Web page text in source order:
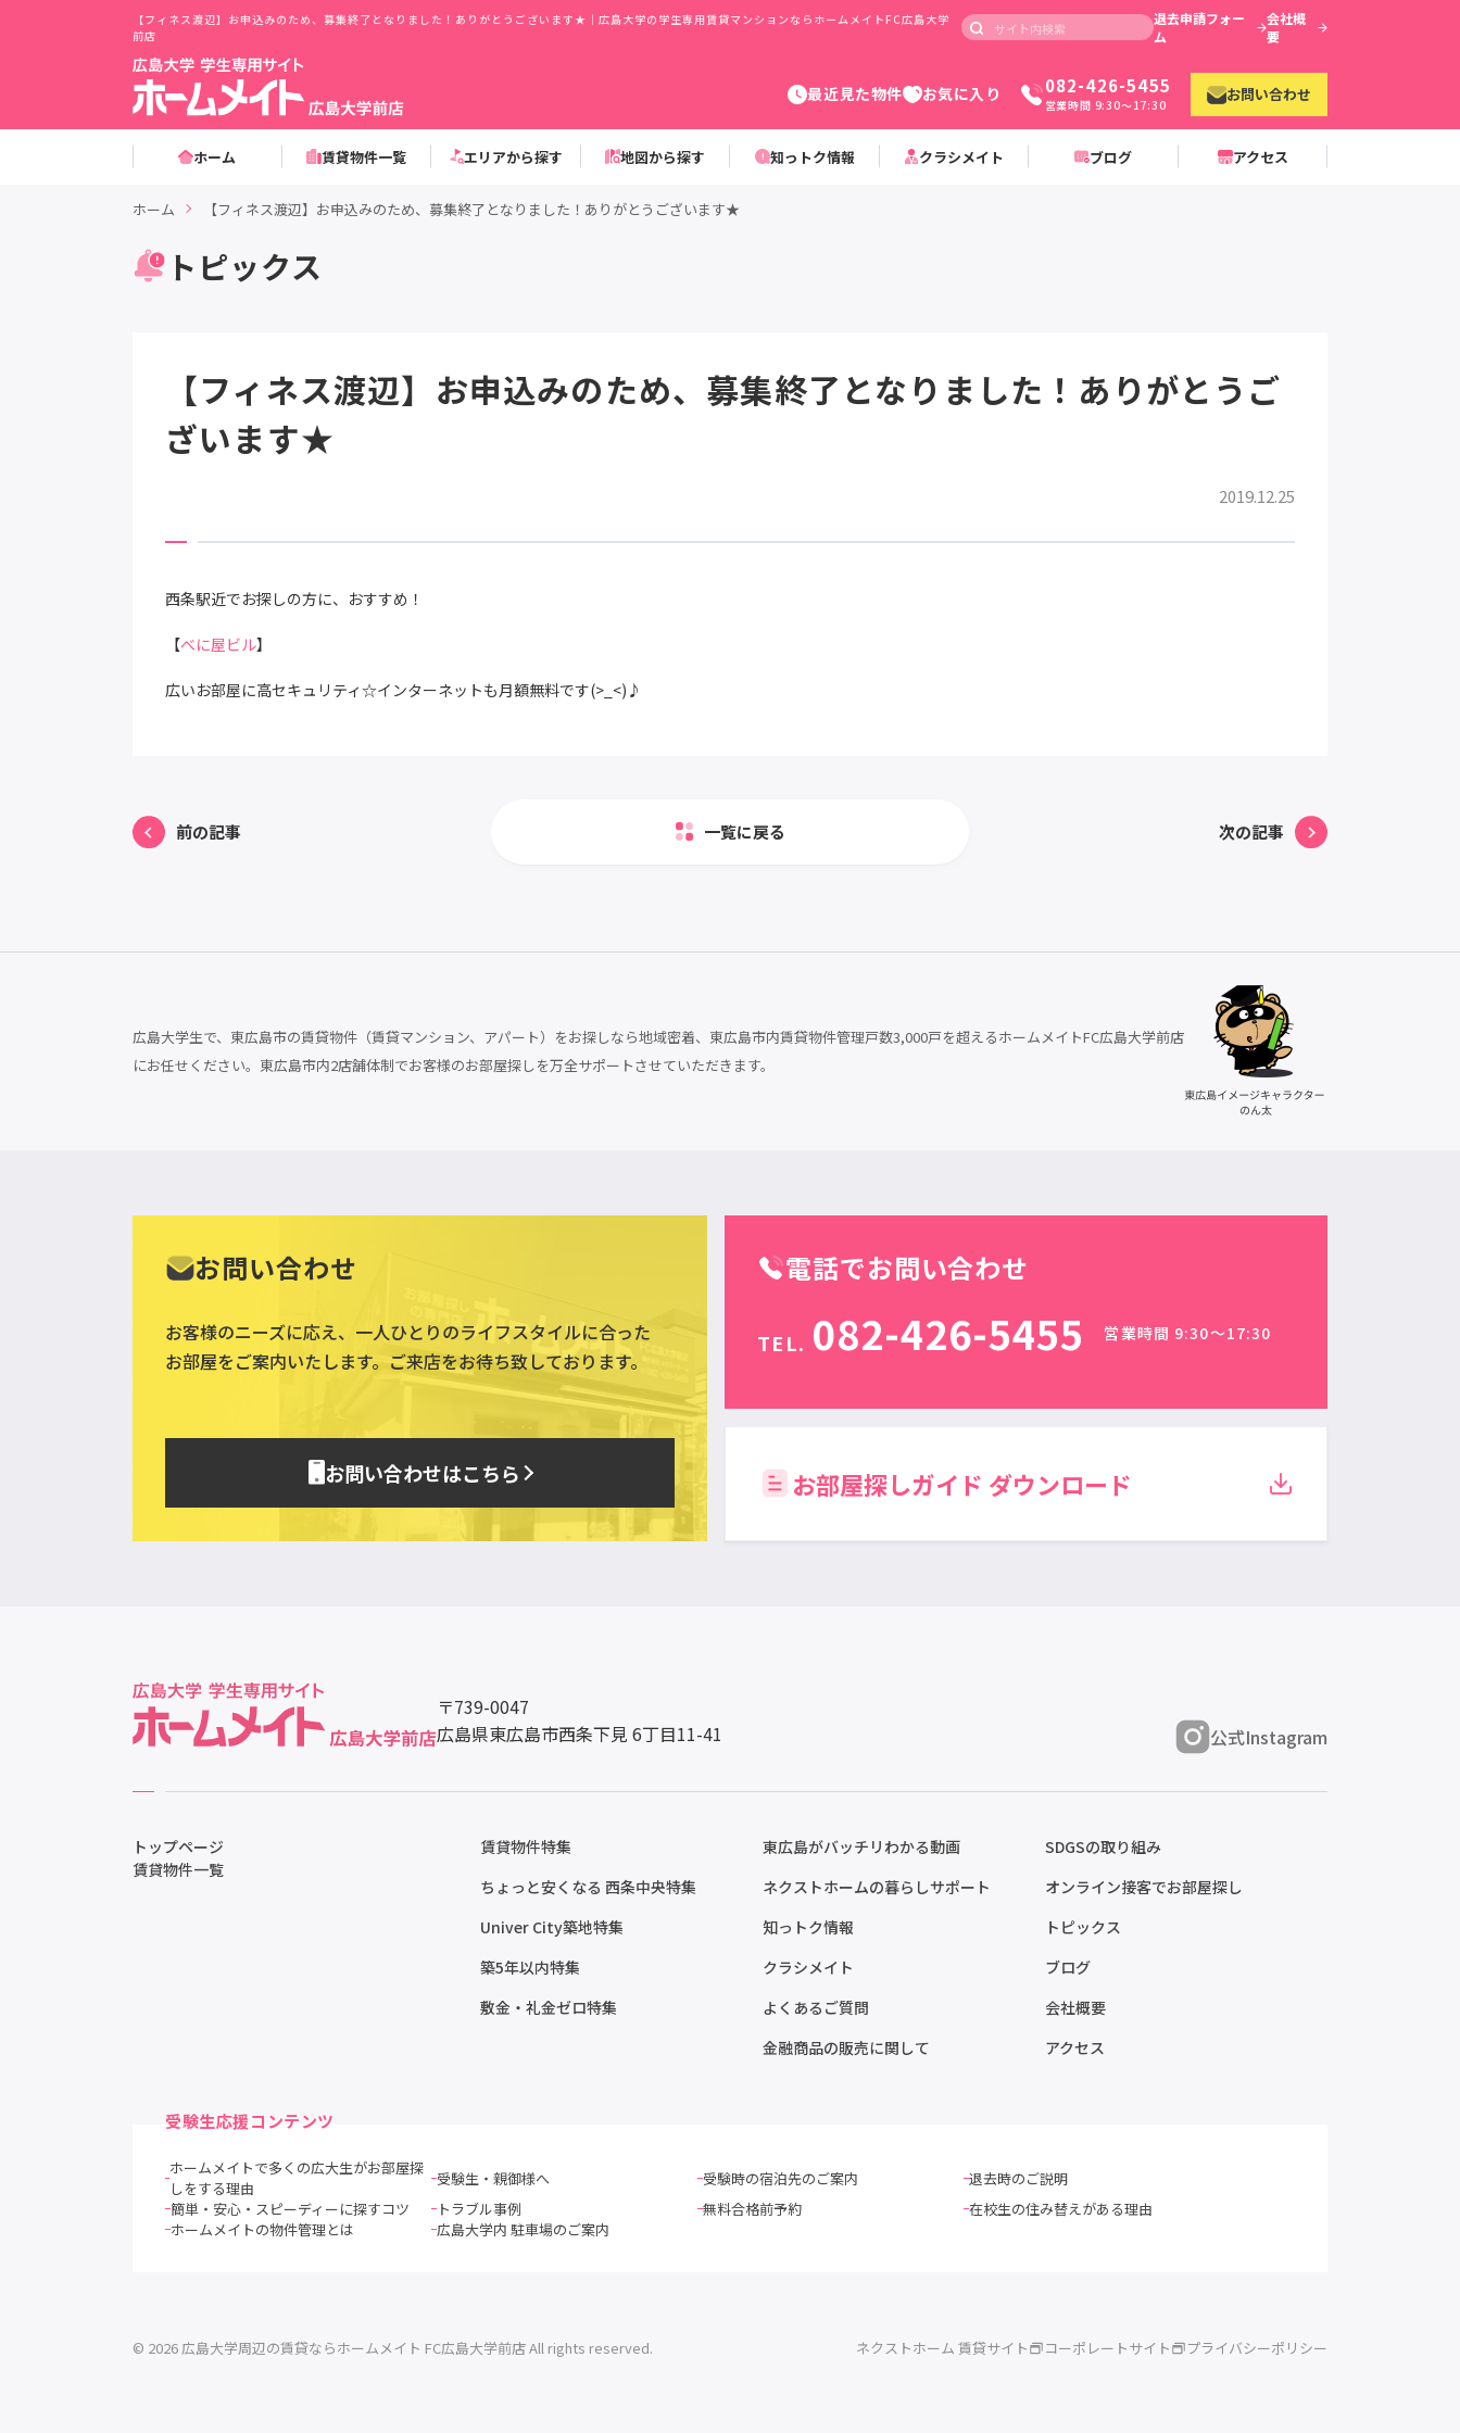
【フィネス渡辺】お申込みのため、募集終了となりました！ありがとうございます★｜広島大学の学生専用賃貸マンションならホームメイトFC広島大学
前店
退去申請フォー
ム
会社概
要
最近見た物件 お気に入り 082-426-5455
営業時間 9:30〜17:30
お問い合わせ
ホーム 賃貸物件一覧 エリアから探す 地図から探す 知っトク情報 クラシメイト ブログ アクセス
ホーム 【フィネス渡辺】お申込みのため、募集終了となりました！ありがとうございます★
トピックス
【フィネス渡辺】お申込みのため、募集終了となりました！ありがとうご
ざいます★
2019.12.25
西条駅近でお探しの方に、おすすめ！
【べに屋ビル】
広いお部屋に高セキュリティ☆インターネットも月額無料です(>_<)♪
前の記事 一覧に戻る 次の記事
広島大学生で、東広島市の賃貸物件（賃貸マンション、アパート）をお探しなら地域密着、東広島市内賃貸物件管理戸数3,000戸を超えるホームメイトFC広島大学前店
にお任せください。東広島市内2店舗体制でお客様のお部屋探しを万全サポートさせていただきます。
お問い合わせ
お客様のニーズに応え、一人ひとりのライフスタイルに合った
お部屋をご案内いたします。ご来店をお待ち致しております。
お問い合わせはこちら
電話でお問い合わせ
TEL. 082-426-5455 営業時間 9:30〜17:30
お部屋探しガイド ダウンロード
〒739-0047
広島県東広島市西条下見 6丁目11-41
公式Instagram
トップページ
賃貸物件一覧
賃貸物件特集
ちょっと安くなる 西条中央特集
Univer City築地特集
築5年以内特集
敷金・礼金ゼロ特集
東広島がバッチリわかる動画
ネクストホームの暮らしサポート
知っトク情報
クラシメイト
よくあるご質問
金融商品の販売に関して
SDGSの取り組み
オンライン接客でお部屋探し
トピックス
ブログ
会社概要
アクセス
受験生応援コンテンツ
ホームメイトで多くの広大生がお部屋探
しをする理由
受験生・親御様へ 受験時の宿泊先のご案内
退去時のご説明
簡単・安心・スピーディーに探すコツ
トラブル事例 無料合格前予約
在校生の住み替えがある理由
ホームメイトの物件管理とは
広島大学内 駐車場のご案内
© 2026 広島大学周辺の賃貸ならホームメイト FC広島大学前店 All rights reserved. ネクストホーム 賃貸サイト コーポレートサイト プライバシーポリシー